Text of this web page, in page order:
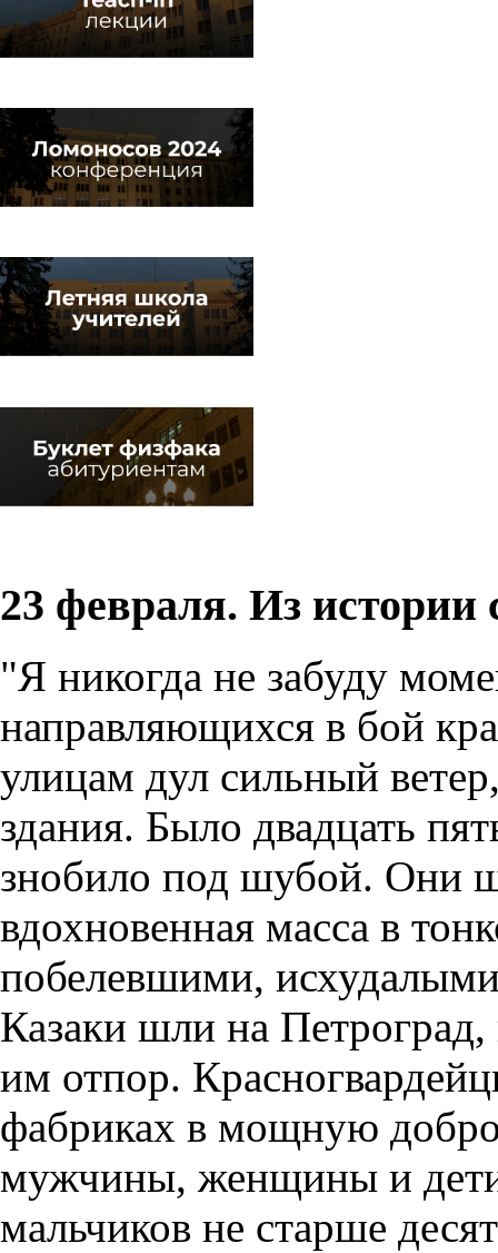
23 февраля. Из
"Я никогда не забуду
направляющихся в бой
улицам дул сильный
здания. Было двадцать
знобило под шубой. Они
вдохновенная масса в
побелевшими,
Казаки шли на
им отпор.
фабриках в мощную
мужчины, женщины и
мальчиков не старше